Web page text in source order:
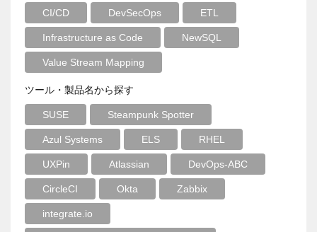
CI/CD DevSecOps ETL
Infrastructure as Code NewSQL
Value Stream Mapping
ツール・製品名から探す
SUSE Steampunk Spotter
Azul Systems ELS RHEL
UXPin Atlassian DevOps-ABC
CircleCI Okta Zabbix
integrate.io